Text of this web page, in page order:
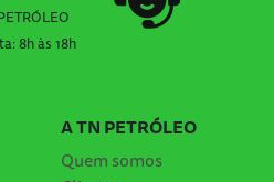
8h às 18h
A TN PETRÓLEO
Quem somos